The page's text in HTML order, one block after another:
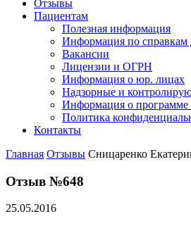
Отзывы
Пациентам
Полезная информация
Информация по справкам
Вакансии
Лицензии и ОГРН
Информация о юр. лицах
Надзорные и
Информация о
Политика
Контакты
Главная Отзывы Сницаренко
Отзыв №648
25.05.2016